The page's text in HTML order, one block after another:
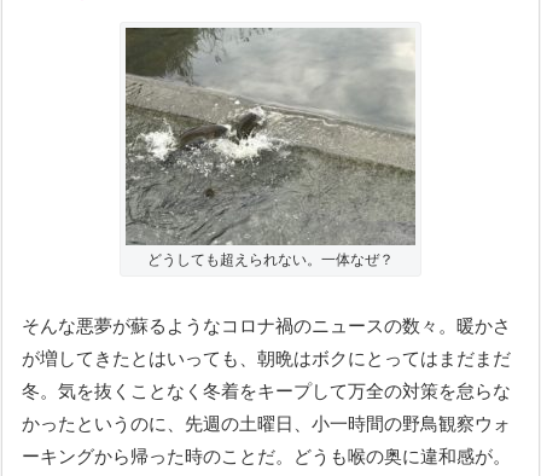
どうしても超えられない。一体なぜ？
そんな悪夢が蘇るようなコロナ禍のニュースの数々。暖かさ
が増してきたとはいっても、朝晩はボクにとってはまだまだ
冬。気を抜くことなく冬着をキープして万全の対策を怠らな
かったというのに、先週の土曜日、小一時間の野鳥観察ウォ
ーキングから帰った時のことだ。どうも喉の奥に違和感が。